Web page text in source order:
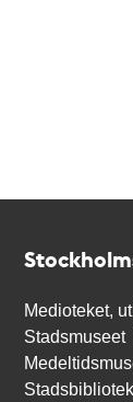
Medioteket,
Stadsmuseet